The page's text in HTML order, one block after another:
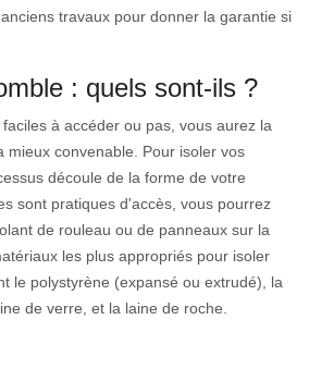
travaux pour donner la garantie si
: quels sont-ils ?
à accéder ou pas, vous aurez la
mieux convenable. Pour isoler vos
découle de la forme de votre
sont pratiques d'accès, vous pourrez
de rouleau ou de panneaux sur la
les plus appropriés pour isoler
le polystyrène (expansé ou extrudé), la
de verre, et la laine de roche.